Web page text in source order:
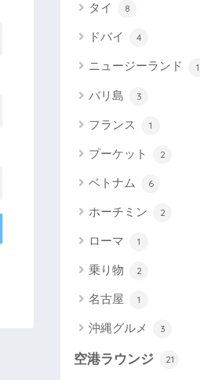
タイ 8
ドバイ 4
ニュージーランド 1
バリ島 3
フランス 1
プーケット 2
ベトナム 6
ホーチミン 2
ローマ 1
乗り物 2
名古屋 1
沖縄グルメ 3
空港ラウンジ 21